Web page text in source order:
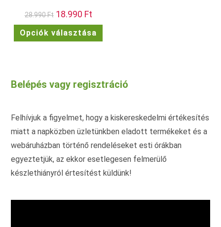
28.990Ft Original
price
was:
28.990 Ft.
18.990 FtCurrent
price
is:
18.990 Ft.
Opciók választása
terméknek
a
termékoldalon
Belépés vagy regisztráció
Felhívjuk a figyelmet, hogy a kiskereskedelmi értékesítés
miatt a napközben üzletünkben eladott termékeket és a
webáruházban történő rendeléseket esti órákban
egyeztetjük, az ekkor esetlegesen felmerülő
készlethiányról értesítést küldünk!